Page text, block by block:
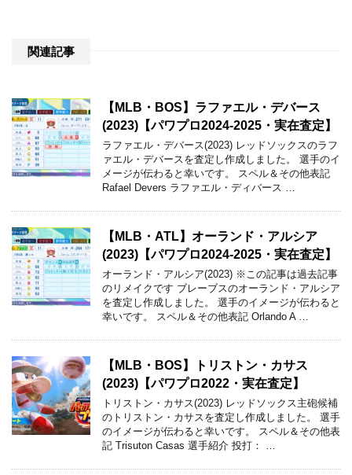
関連記事
【MLB・BOS】ラファエル・デバース
(2023)【パワプロ2024-2025・実在査定】
ラファエル・デバース(2023) レッドソックスのラフ
ァエル・デバースを査定し作成しました。 選手のイ
メージが伝わると幸いです。 スペル＆その他表記
Rafael Devers ラファエル・ディバース …
【MLB・ATL】オーランド・アルシア
(2023)【パワプロ2024‐2025・実在査定】
オーランド・アルシア(2023) ※この記事は過去記事
のリメイクです ブレーブスのオーランド・アルシア
を査定し作成しました。 選手のイメージが伝わると
幸いです。 スペル＆その他表記 Orlando A …
【MLB・BOS】トリストン・カサス
(2023)【パワプロ2022・実在査定】
トリストン・カサス(2023) レッドソックス主砲候補
のトリストン・カサスを査定し作成しました。 選手
のイメージが伝わると幸いです。 スペル＆その他表
記 Trisuton Casas 選手紹介 投打： …